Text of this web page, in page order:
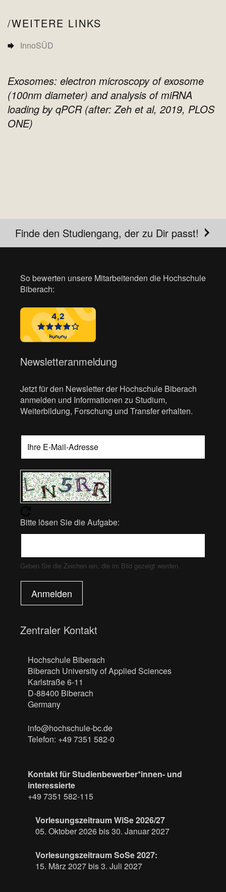
WEITERE LINKS
InnoSÜD
Exosomes: electron microscopy of exosome
(100nm diameter) and analysis of miRNA
loading by qPCR (after: Zeh et al, 2019, PLOS
ONE)
Finde den Studiengang, der zu Dir passt!
So bewerten unsere Mitarbeitenden die Hochschule
Biberach:
Newsletteranmeldung
Jetzt für den Newsletter der Hochschule Biberach
anmelden und Informationen zu Studium,
Weiterbildung, Forschung und Transfer erhalten.
Bitte lösen Sie die Aufgabe:
Geben Sie die Zeichen ein, die im Bild gezeigt werden.
Anmelden
Zentraler Kontakt
Hochschule Biberach
Biberach University of Applied Sciences
Karlstraße 6-11
D-88400 Biberach
Germany
info@hochschule-bc.de
Telefon: +49 7351 582-0
Kontakt für Studienbewerber*innen- und
interessierte
+49 7351 582-115
Vorlesungszeitraum WiSe 2026/27
05. Oktober 2026 bis 30. Januar 2027
Vorlesungszeitraum SoSe 2027:
15. März 2027 bis 3. Juli 2027